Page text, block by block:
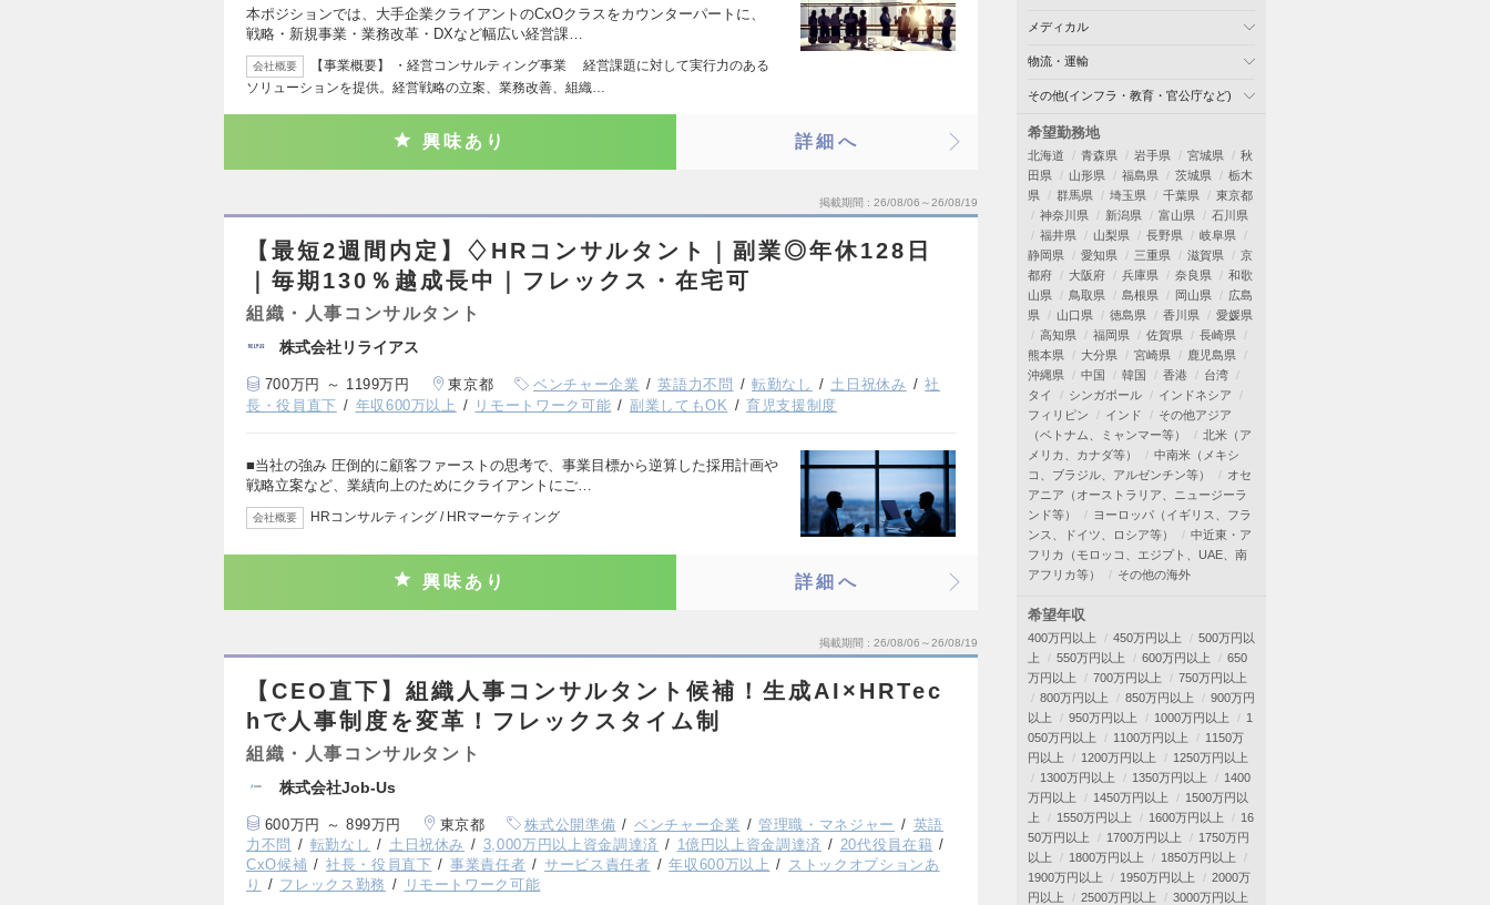
本ポジションでは、大手企業クライアントのCxOクラスをカウンターパートに、
戦略・新規事業・業務改革・DXなど幅広い経営課…
会社概要
【事業概要】 ・経営コンサルティング事業 経営課題に対して実行力のある
ソリューションを提供。経営戦略の立案、業務改善、組織…
興味あり 詳細へ
掲載期間 26/08/06～26/08/19
【最短2週間内定】♢HRコンサルタント｜副業◎年休128日
｜毎期130％越成長中｜フレックス・在宅可
組織・人事コンサルタント
株式会社リライアス
700万円 ～ 1199万円 東京都 ベンチャー企業 英語力不問 転勤なし 土日祝休み
社
長・役員直下
年収600万以上 リモートワーク可能 副業してもOK 育児支援制度
■当社の強み 圧倒的に顧客ファーストの思考で、事業目標から逆算した採用計画や
戦略立案など、業績向上のためにクライアントにご…
会社概要 HRコンサルティング / HRマーケティング
興味あり 詳細へ
掲載期間 26/08/06～26/08/19
【CEO直下】組織人事コンサルタント候補！生成AI×HRTec
hで人事制度を変革！フレックスタイム制
組織・人事コンサルタント
株式会社Job-Us
600万円 ～ 899万円 東京都 株式公開準備 ベンチャー企業 管理職・マネジャー
英語
力不問
転勤なし 土日祝休み 3,000万円以上資金調達済 1億円以上資金調達済
20代役員在籍
CxO候補
社長・役員直下 事業責任者 サービス責任者 年収600万以上
ストックオプションあ
り
フレックス勤務 リモートワーク可能
メディカル
物流・運輸
その他(インフラ・教育・官公庁など)
希望勤務地
北海道 青森県 岩手県 宮城県
秋
田県
山形県 福島県 茨城県
栃木
県
群馬県 埼玉県 千葉県
東京都
神奈川県
新潟県 富山県
石川県
福井県
山梨県 長野県
岐阜県
静岡県
愛知県 三重県 滋賀県
京
都府
大阪府 兵庫県 奈良県
和歌
山県
鳥取県 島根県 岡山県
広島
県
山口県 徳島県 香川県
愛媛県
高知県
福岡県 佐賀県
長崎県
熊本県
大分県 宮崎県
鹿児島県
沖縄県
中国 韓国 香港
台湾
タイ
シンガポール
インドネシア
フィリピン
インド
その他アジア
（ベトナム、ミャンマー等）
北米（ア
メリカ、カナダ等）
中南米（メキシ
コ、ブラジル、アルゼンチン等）
オセ
アニア（オーストラリア、ニュージーラ
ンド等）
ヨーロッパ（イギリス、フラ
ンス、ドイツ、ロシア等）
中近東・ア
フリカ（モロッコ、エジプト、UAE、南
アフリカ等）
その他の海外
希望年収
400万円以上 450万円以上
500万円以
上
550万円以上 600万円以上
650
万円以上
700万円以上
750万円以上
800万円以上
850万円以上
900万円
以上
950万円以上 1000万円以上
1
050万円以上
1100万円以上
1150万
円以上
1200万円以上
1250万円以上
1300万円以上
1350万円以上
1400
万円以上
1450万円以上
1500万円以
上
1550万円以上 1600万円以上
16
50万円以上
1700万円以上
1750万円
以上
1800万円以上
1850万円以上
1900万円以上
1950万円以上
2000万
円以上
2500万円以上
3000万円以上